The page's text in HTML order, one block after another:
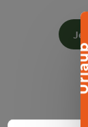
U
r
l
a
u
b
g
e
w
i
n
n
e